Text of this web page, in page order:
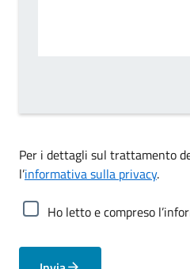
Per i dettagli sul trattamento
l’informativa sulla privacy.
Ho letto e compreso